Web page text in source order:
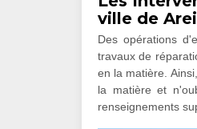
ville de
Des opérations
travaux de
en la matière.
la matière et
renseignements